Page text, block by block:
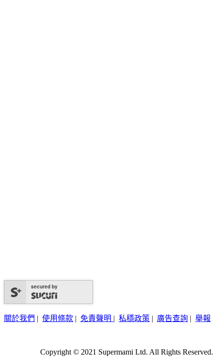
secured by
關於我們 | 使用條款 | 免責聲明 | 私穩政策 | 廣告查詢 | 舉報
Copyright © 2021 Supermami Ltd. All Rights Reserved.